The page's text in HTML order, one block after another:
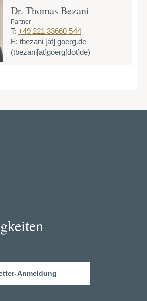
Dr. Thomas Bezani
Partner
T: +49 221 33660 544
E: tbezani [at] goerg.de
(tbezani[at]goerg[dot]de)
Anmeldung